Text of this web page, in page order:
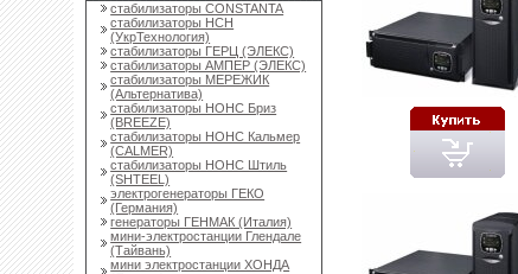
стабилизаторы CONSTANTA
стабилизаторы НСН
(УкрТехнология)
стабилизаторы ГЕРЦ (ЭЛЕКС)
стабилизаторы АМПЕР (ЭЛЕКС)
стабилизаторы МЕРЕЖИК
(Альтернатива)
стабилизаторы НОНС Бриз
(BREEZE)
стабилизаторы НОНС Кальмер
(CALMER)
стабилизаторы НОНС Штиль
(SHTEEL)
электрогенераторы ГЕКО
(Германия)
генераторы ГЕНМАК (Италия)
мини-электростанции Глендале
(Тайвань)
мини электростанции ХОНДА